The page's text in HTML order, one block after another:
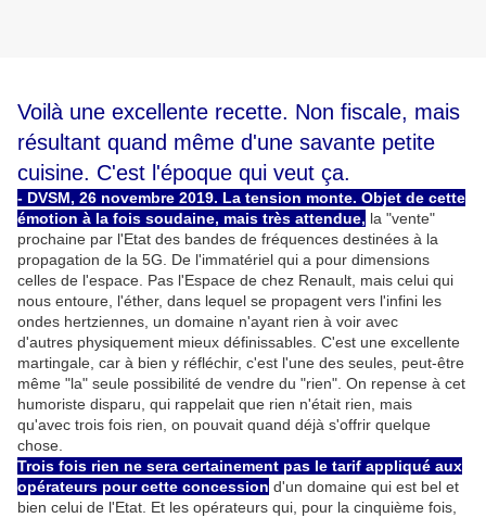
Voilà une excellente recette. Non fiscale, mais
résultant quand même d'une savante petite
cuisine. C'est l'époque qui veut ça.
- DVSM, 26 novembre 2019. La tension monte. Objet de cette
émotion à la fois soudaine, mais très attendue, la "vente"
prochaine par l'Etat des bandes de fréquences destinées à la
propagation de la 5G. De l'immatériel qui a pour dimensions
celles de l'espace. Pas l'Espace de chez Renault, mais celui qui
nous entoure, l'éther, dans lequel se propagent vers l'infini les
ondes hertziennes, un domaine n'ayant rien à voir avec
d'autres physiquement mieux définissables. C'est une excellente
martingale, car à bien y réfléchir, c'est l'une des seules, peut-être
même "la" seule possibilité de vendre du "rien". On repense à cet
humoriste disparu, qui rappelait que rien n'était rien, mais
qu'avec trois fois rien, on pouvait quand déjà s'offrir quelque
chose.
Trois fois rien ne sera certainement pas le tarif appliqué aux
opérateurs pour cette concession d'un domaine qui est bel et
bien celui de l'Etat. Et les opérateurs qui, pour la cinquième fois,